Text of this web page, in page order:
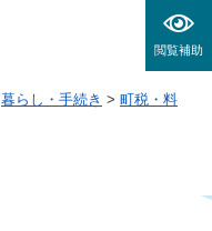
閲覧補助
暮らし・手続き > 町税・料